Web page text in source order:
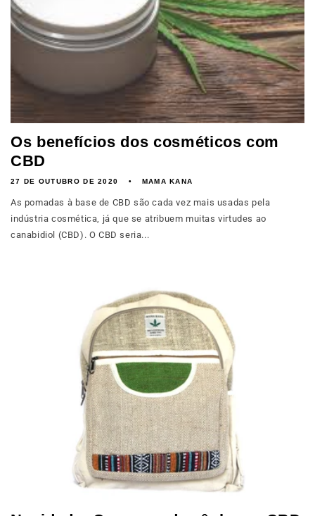
Os benefícios dos cosméticos com
CBD
27 DE OUTUBRO DE 2020 MAMA KANA
As pomadas à base de CBD são cada vez mais usadas pela
indústria cosmética, já que se atribuem muitas virtudes ao
canabidiol (CBD). O CBD seria...